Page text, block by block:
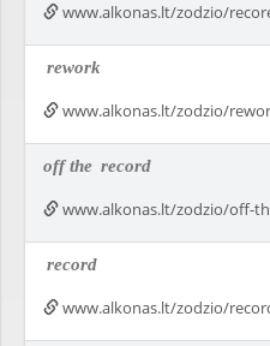
www.alkonas.lt/zodzio/
rework
www.alkonas.lt/zodzio/
off the record
www.alkonas.lt/zodzio/off-
record
www.alkonas.lt/zodzio/